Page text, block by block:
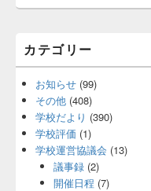
カテゴリー
お知らせ (99)
その他 (408)
学校だより (390)
学校評価 (1)
学校運営協議会 (13)
議事録(2)
開催日程 (7)